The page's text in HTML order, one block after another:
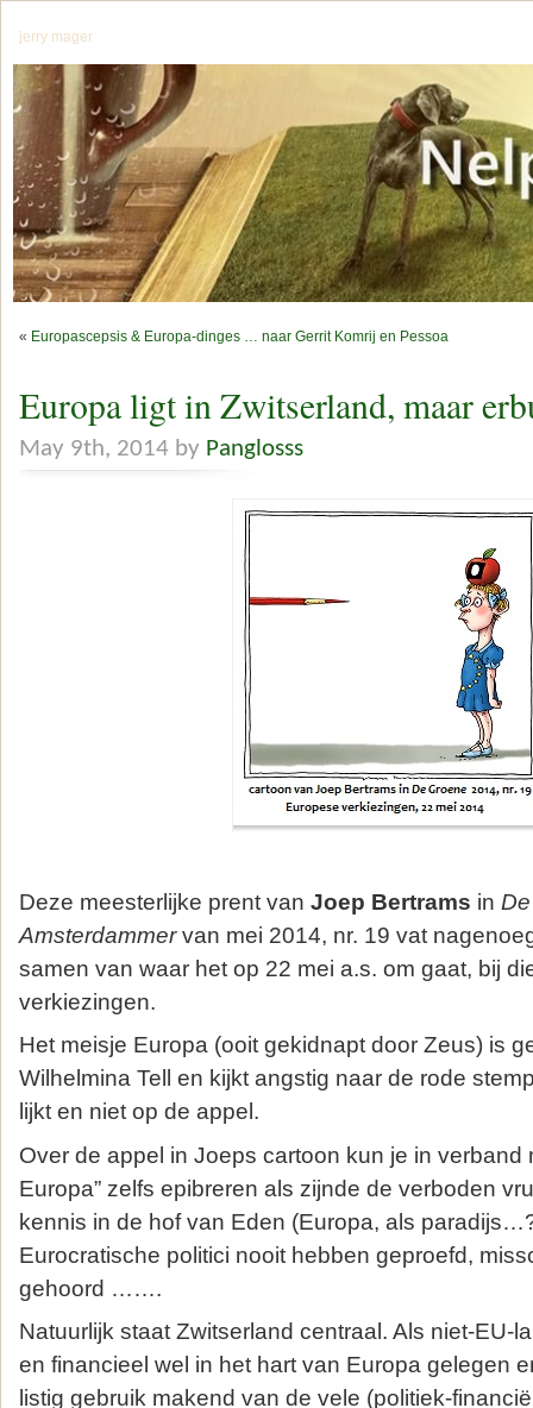
jerry mager
« Europascepsis & Europa-dinges … naar Gerrit Komrij en Pessoa
Europa ligt in Zwitserland, maar
May 9th, 2014 by Panglosss
Deze meesterlijke prent van Joep Bertrams in
Amsterdammervan mei 2014, nr. 19 vat
samen van waar het op 22 mei a.s. om gaat, bij
verkiezingen.
Het meisje Europa (ooit gekidnapt door Zeus) is
Wilhelmina Tell en kijkt angstig naar de rode
lijkt en niet op de appel.
Over de appel in Joeps cartoon kun je in verband
Europa” zelfs epibreren als zijnde de verboden
kennis in de hof van Eden (Europa, als
Eurocratische politici nooit hebben geproefd,
gehoord …….
Natuurlijk staat Zwitserland centraal. Als niet-EU-
en financieel wel in het hart van Europa gelegen
listig gebruik makend van de vele (politiek-